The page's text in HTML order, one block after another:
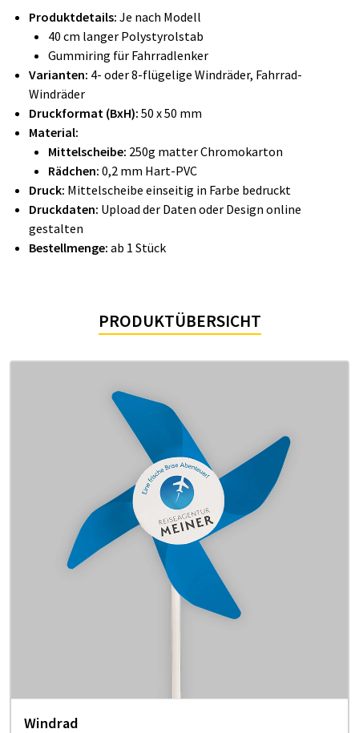
Produktdetails: Je nach Modell
40 cm langer Polystyrolstab
Gummiring für Fahrradlenker
Varianten: 4- oder 8-flügelige Windräder, Fahrrad-
Windräder
Druckformat (BxH): 50 x 50 mm
Material:
Mittelscheibe: 250g matter Chromokarton
Rädchen: 0,2 mm Hart-PVC
Druck: Mittelscheibe einseitig in Farbe bedruckt
Druckdaten: Upload der Daten oder Design online
gestalten
Bestellmenge: ab 1 Stück
PRODUKTÜBERSICHT
Windrad